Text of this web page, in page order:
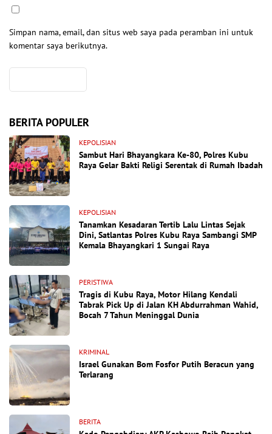
Simpan nama, email, dan situs web saya pada peramban ini untuk
komentar saya berikutnya.
BERITA POPULER
KEPOLISIAN
Sambut Hari Bhayangkara Ke-80, Polres Kubu
Raya Gelar Bakti Religi Serentak di Rumah Ibadah
KEPOLISIAN
Tanamkan Kesadaran Tertib Lalu Lintas Sejak
Dini, Satlantas Polres Kubu Raya Sambangi SMP
Kemala Bhayangkari 1 Sungai Raya
PERISTIWA
Tragis di Kubu Raya, Motor Hilang Kendali
Tabrak Pick Up di Jalan KH Abdurrahman Wahid,
Bocah 7 Tahun Meninggal Dunia
KRIMINAL
Israel Gunakan Bom Fosfor Putih Beracun yang
Terlarang
BERITA